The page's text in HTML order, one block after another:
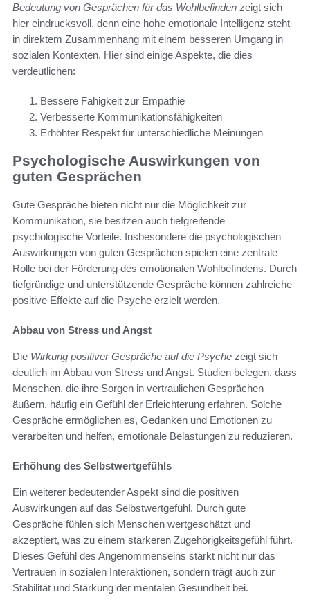
Bedeutung von Gesprächen für das Wohlbefinden zeigt sich
hier eindrucksvoll, denn eine hohe emotionale Intelligenz steht
in direktem Zusammenhang mit einem besseren Umgang in
sozialen Kontexten. Hier sind einige Aspekte, die dies
verdeutlichen:
Bessere Fähigkeit zur Empathie
Verbesserte Kommunikationsfähigkeiten
Erhöhter Respekt für unterschiedliche Meinungen
Psychologische Auswirkungen von
guten Gesprächen
Gute Gespräche bieten nicht nur die Möglichkeit zur
Kommunikation, sie besitzen auch tiefgreifende
psychologische Vorteile. Insbesondere die psychologischen
Auswirkungen von guten Gesprächen spielen eine zentrale
Rolle bei der Förderung des emotionalen Wohlbefindens. Durch
tiefgründige und unterstützende Gespräche können zahlreiche
positive Effekte auf die Psyche erzielt werden.
Abbau von Stress und Angst
Die Wirkung positiver Gespräche auf die Psyche zeigt sich
deutlich im Abbau von Stress und Angst. Studien belegen, dass
Menschen, die ihre Sorgen in vertraulichen Gesprächen
äußern, häufig ein Gefühl der Erleichterung erfahren. Solche
Gespräche ermöglichen es, Gedanken und Emotionen zu
verarbeiten und helfen, emotionale Belastungen zu reduzieren.
Erhöhung des Selbstwertgefühls
Ein weiterer bedeutender Aspekt sind die positiven
Auswirkungen auf das Selbstwertgefühl. Durch gute
Gespräche fühlen sich Menschen wertgeschätzt und
akzeptiert, was zu einem stärkeren Zugehörigkeitsgefühl führt.
Dieses Gefühl des Angenommenseins stärkt nicht nur das
Vertrauen in sozialen Interaktionen, sondern trägt auch zur
Stabilität und Stärkung der mentalen Gesundheit bei.